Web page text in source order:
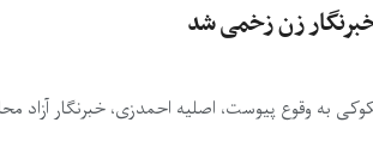
زن زخمی شد